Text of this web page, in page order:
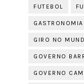
FUTEBOL
GASTRONOMIA
GIRO NO
GOVERNO
GOVERNO